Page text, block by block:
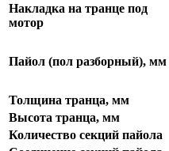
Накладка на транце под
мотор
Пайол (пол разборный), мм
Толщина транца, мм
Высота транца, мм
Количество секций пайола